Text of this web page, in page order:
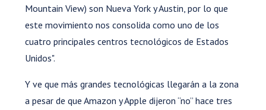
Mountain View) son Nueva York y Austin, por lo que
este movimiento nos consolida como uno de los
cuatro principales centros tecnológicos de Estados
Unidos".
Y ve que más grandes tecnológicas llegarán a la zona
a pesar de que Amazon y Apple dijeron “no” hace tres